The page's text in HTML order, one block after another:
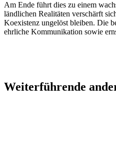
Am Ende führt dies zu einem
ländlichen Realitäten verschärft
Koexistenz ungelöst bleiben. Die
ehrliche Kommunikation sowie
Weiterführende